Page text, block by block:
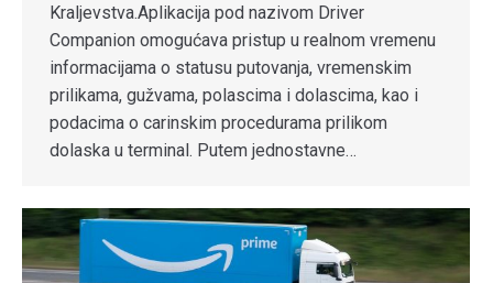
Kraljevstva.Aplikacija pod nazivom Driver
Companion omogućava pristup u realnom vremenu
informacijama o statusu putovanja, vremenskim
prilikama, gužvama, polascima i dolascima, kao i
podacima o carinskim procedurama prilikom
dolaska u terminal. Putem jednostavne…